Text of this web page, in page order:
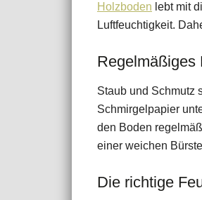
Holzboden lebt mit
Luftfeuchtigkeit.
Regelmäßiges
Staub und Schmutz
Schmirgelpapier
den Boden
einer weichen
Die richtige